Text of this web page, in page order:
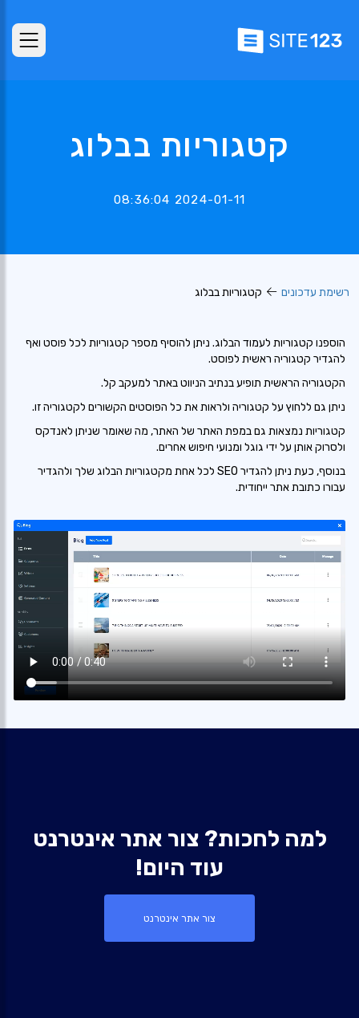
קטגוריות בבלוג
2024-01-11 08:36:04
רשימת עדכונים קטגוריות בבלוג
הוספנו קטגוריות לעמוד הבלוג. ניתן להוסיף מספר קטגוריות לכל פוסט ואף
להגדיר קטגוריה ראשית לפוסט.
הקטגוריה הראשית תופיע בנתיב הניווט באתר למעקב קל.
ניתן גם ללחוץ על קטגוריה ולראות את כל הפוסטים הקשורים לקטגוריה זו.
קטגוריות נמצאות גם במפת האתר של האתר, מה שאומר שניתן לאנדקס
ולסרוק אותן על ידי גוגל ומנועי חיפוש אחרים.
בנוסף, כעת ניתן להגדיר SEO לכל אחת מקטגוריות הבלוג שלך ולהגדיר
עבורו כתובת אתר ייחודית.
למה לחכות? צור אתר אינטרנט
עוד היום!
צור אתר אינטרנט